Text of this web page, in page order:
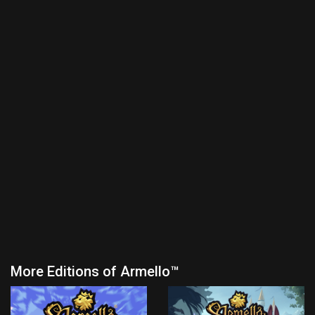
More Editions of Armello™